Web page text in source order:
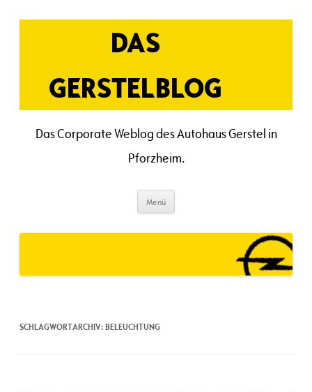
Inhalt
DAS
GERSTELBLOG
Das Corporate Weblog des Autohaus Gerstel in
Pforzheim.
Menü
SCHLAGWORTARCHIV:BELEUCHTUNG